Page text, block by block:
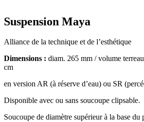
Suspension Maya
Alliance de la technique et de l’esthétique
Dimensions : diam. 265 mm / volume
cm
en version AR (à réserve d’eau) ou SR
Disponible avec ou sans soucoupe clipsable.
Soucoupe de diamètre supérieur à la base du